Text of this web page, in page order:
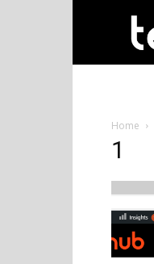
Home
1